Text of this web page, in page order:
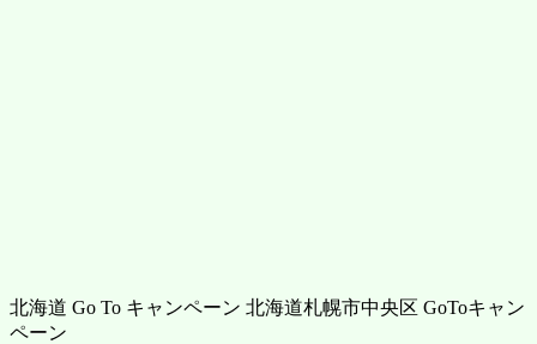
北海道 Go To キャンペーン 北海道札幌市中央区 GoToキャン
ペーン